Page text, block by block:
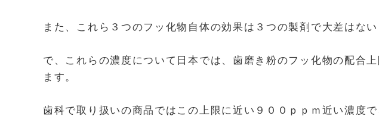
また、これら３つのフッ化物自体の効果は３つの製剤で大差はない
で、これらの濃度について日本では、歯磨き粉のフッ化物の配合
ます。
歯科で取り扱いの商品ではこの上限に近い９００ｐｐｍ近い濃度